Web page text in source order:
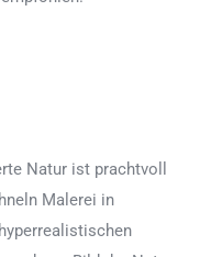
Natur ist prachtvoll
Malerei in